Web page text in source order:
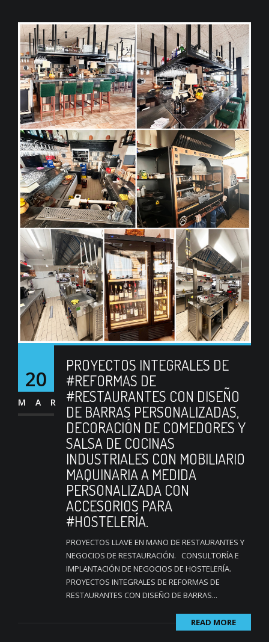
20
MAR
PROYECTOS INTEGRALES DE
#REFORMAS DE
#RESTAURANTES CON DISEÑO
DE BARRAS PERSONALIZADAS,
DECORACIÓN DE COMEDORES Y
SALSA DE COCINAS
INDUSTRIALES CON MOBILIARIO
MAQUINARIA A MEDIDA
PERSONALIZADA CON
ACCESORIOS PARA
#HOSTELERÍA.
PROYECTOS LLAVE EN MANO DE RESTAURANTES Y
NEGOCIOS DE RESTAURACIÓN. CONSULTORÍA E
IMPLANTACIÓN DE NEGOCIOS DE HOSTELERÍA.
PROYECTOS INTEGRALES DE REFORMAS DE
RESTAURANTES CON DISEÑO DE BARRAS...
READ MORE